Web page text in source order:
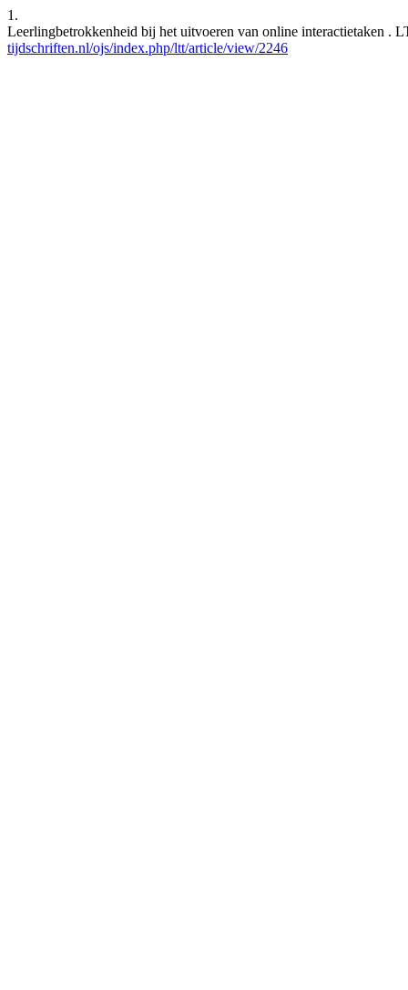
1.
Leerlingbetrokkenheid bij het uitvoeren van online interactietaken
tijdschriften.nl/ojs/index.php/ltt/article/view/2246